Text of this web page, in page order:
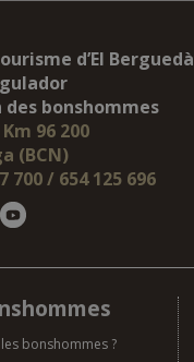
d’El Berguedà
des bonshommes
96 200
(BCN)
700 / 654 125 696
bonshommes ?